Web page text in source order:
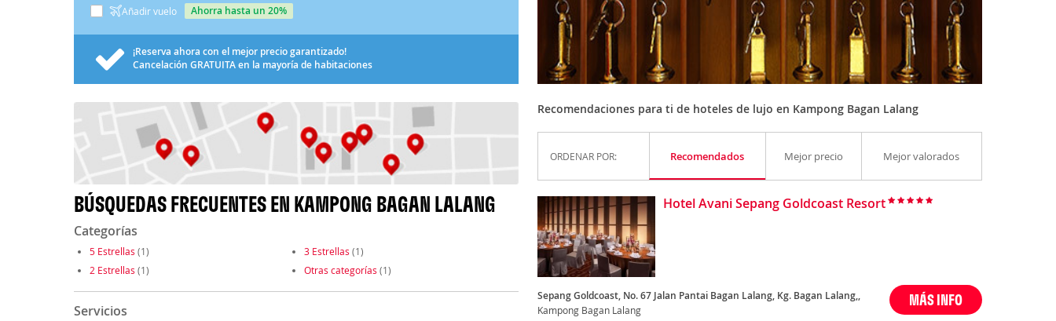
Añadir vuelo ahorra hasta un 20%
¡Reserva ahora con el mejor precio garantizado!
Cancelación GRATUITAen la mayoría de habitaciones
BÚSQUEDAS FRECUENTES EN KAMPONG BAGAN LALANG
Categorías
5 Estrellas (1) 3 Estrellas (1)
2 Estrellas (1) Otras categorías (1)
Servicios
Recomendaciones para ti de hoteles de lujo en Kampong Bagan Lalang
ORDENAR POR: Recomendados Mejor precio Mejor valorados
Hotel Avani Sepang Goldcoast Resort
Sepang Goldcoast, No. 67 Jalan Pantai Bagan Lalang, Kg. Bagan Lalang,,
Kampong Bagan Lalang
MÁS INFO